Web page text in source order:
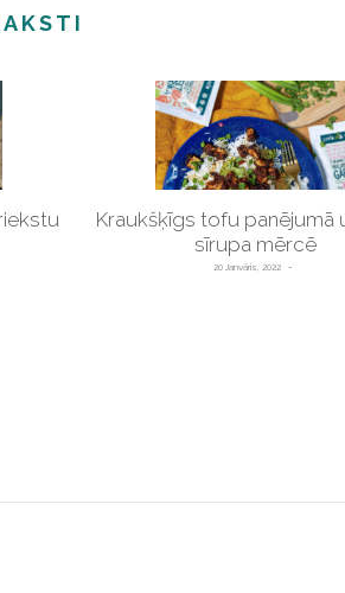
Kraukšķīgs tofu panējumā
sīrupa mērcē
20 Janvāris, 2022